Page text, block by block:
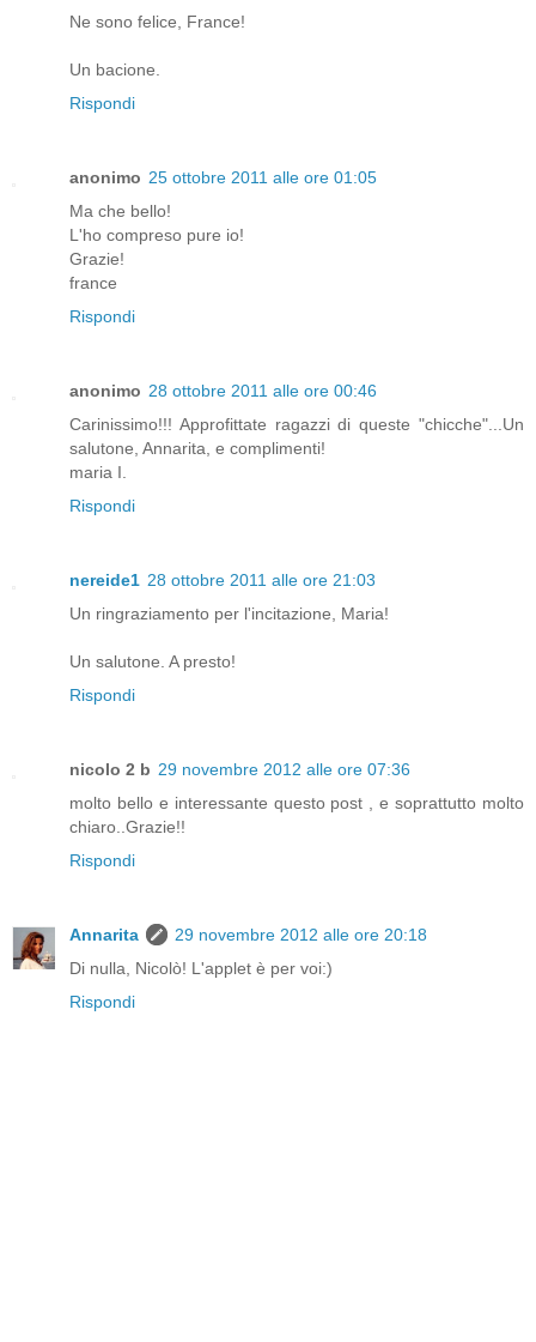
Ne sono felice, France!
Un bacione.
Rispondi
anonimo 25 ottobre 2011 alle ore 01:05
Ma che bello!
L'ho compreso pure io!
Grazie!
france
Rispondi
anonimo 28 ottobre 2011 alle ore 00:46
Carinissimo!!! Approfittate ragazzi di queste "chicche"...Un
salutone, Annarita, e complimenti!
maria I.
Rispondi
nereide1 28 ottobre 2011 alle ore 21:03
Un ringraziamento per l'incitazione, Maria!
Un salutone. A presto!
Rispondi
nicolo 2 b 29 novembre 2012 alle ore 07:36
molto bello e interessante questo post , e soprattutto molto
chiaro..Grazie!!
Rispondi
Annarita
29 novembre 2012 alle ore 20:18
Di nulla, Nicolò! L'applet è per voi:)
Rispondi